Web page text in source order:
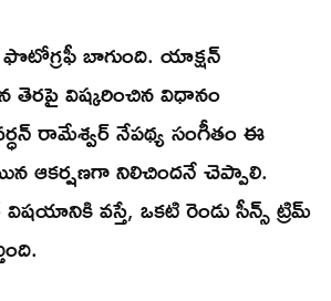
బాగుంది. యాక్షన్
తెరపై విష్కరించిన విధానం
రామేశ్వర్ నేపథ్య సంగీతం ఈ
ఆకర్షణగా నిలిచిందనే చెప్పాలి.
వస్తే, ఒకటి రెండు సీన్స్ ట్రిమ్